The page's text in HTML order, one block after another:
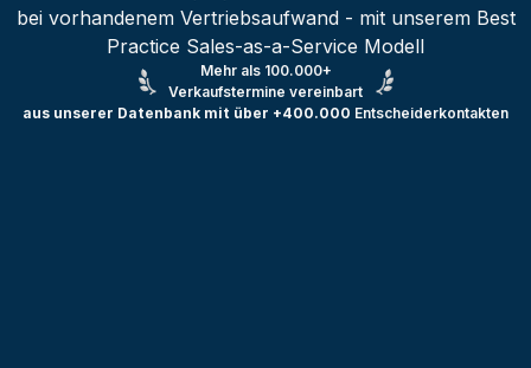
bei vorhandenem Vertriebsaufwand - mit unserem Best
Practice Sales-as-a-Service Modell
Mehr als 100.000+
Verkaufstermine vereinbart
aus unserer Datenbank mit über +400.000 Entscheiderkontakten